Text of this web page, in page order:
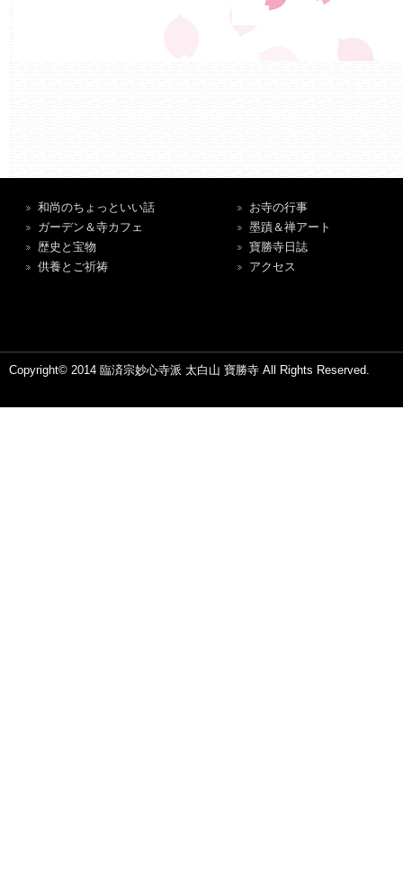
和尚のちょっといい話
ガーデン＆寺カフェ
歴史と宝物
供養とご祈祷
お寺の行事
墨蹟＆禅アート
寶勝寺日誌
アクセス
Copyright© 2014 臨済宗妙心寺派 太白山 寶勝寺 All Rights Reserved.